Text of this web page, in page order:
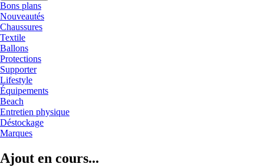
Bons plans
Nouveautés
Chaussures
Textile
Ballons
Protections
Supporter
Lifestyle
Équipements
Beach
Entretien physique
Déstockage
Marques
Ajout en cours...